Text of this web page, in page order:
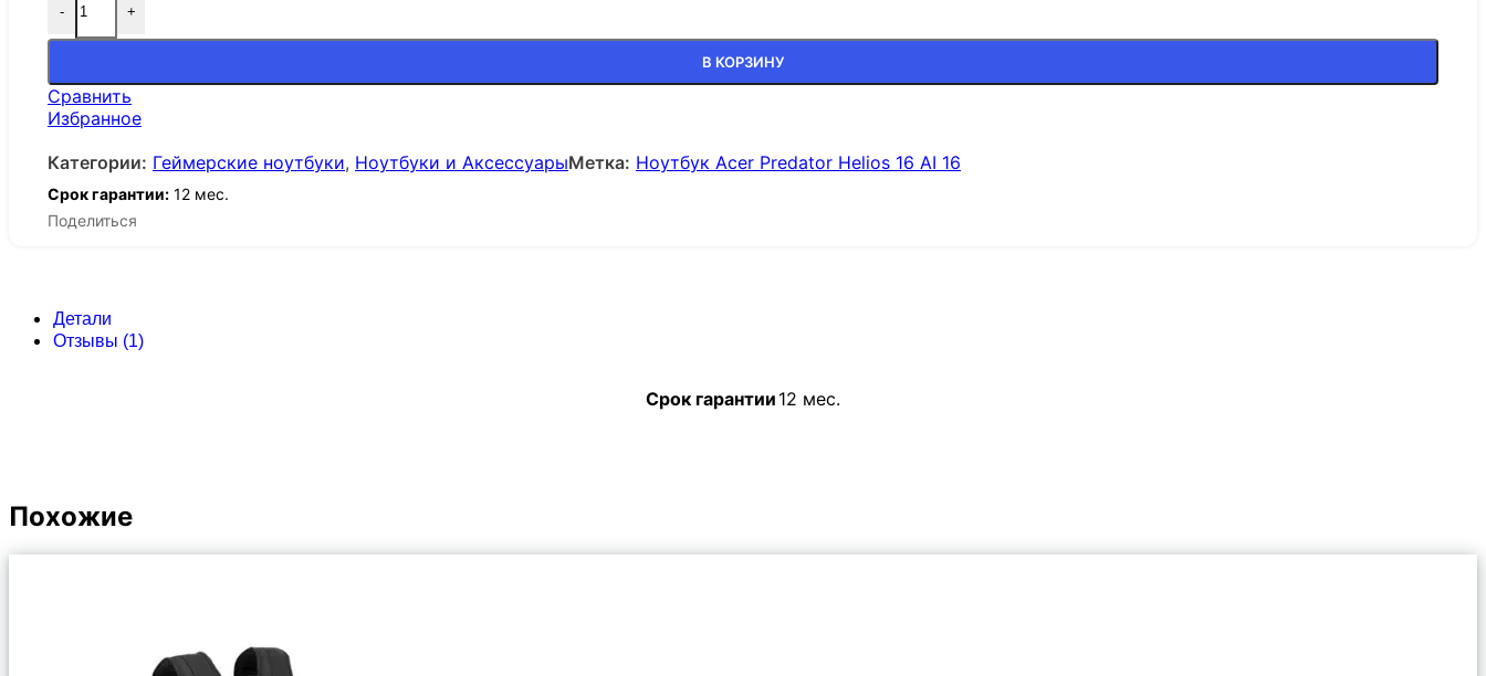
- +
В КОРЗИНУ
Сравнить
Избранное
Категории: Геймерские ноутбуки, Ноутбуки и АксессуарыМетка: Ноутбук Acer Predator Helios 16 AI 16
Срок гарантии: 12 мес.
Поделиться
Детали
Отзывы (1)
Срок гарантии 12 мес.
Похожие